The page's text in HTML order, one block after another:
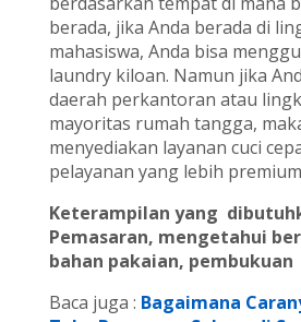
berada, jika Anda berada di
mahasiswa, Anda bisa
laundry kiloan. Namun jika
daerah perkantoran atau
mayoritas rumah tangga,
menyediakan layanan cuci
pelayanan yang lebih
Keterampilan yang
Pemasaran, mengetahui
bahan pakaian, pembukuan
Baca juga : Bagaimana